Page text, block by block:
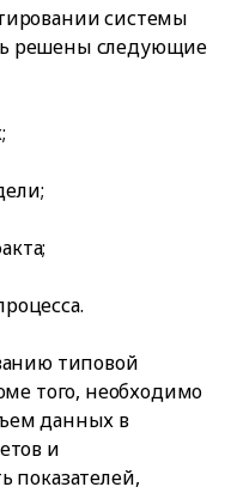
системы
решены следующие
типовой
того, необходимо
данных в
и
показателей,